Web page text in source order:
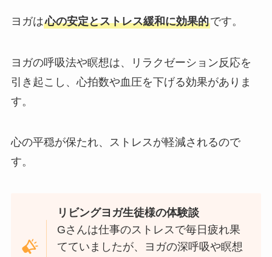
ヨガは心の安定とストレス緩和に効果的です。
ヨガの呼吸法や瞑想は、リラクゼーション反応を
引き起こし、心拍数や血圧を下げる効果がありま
す。
心の平穏が保たれ、ストレスが軽減されるので
す。
リビングヨガ生徒様の体験談
Gさんは仕事のストレスで毎日疲れ果
てていましたが、ヨガの深呼吸や瞑想